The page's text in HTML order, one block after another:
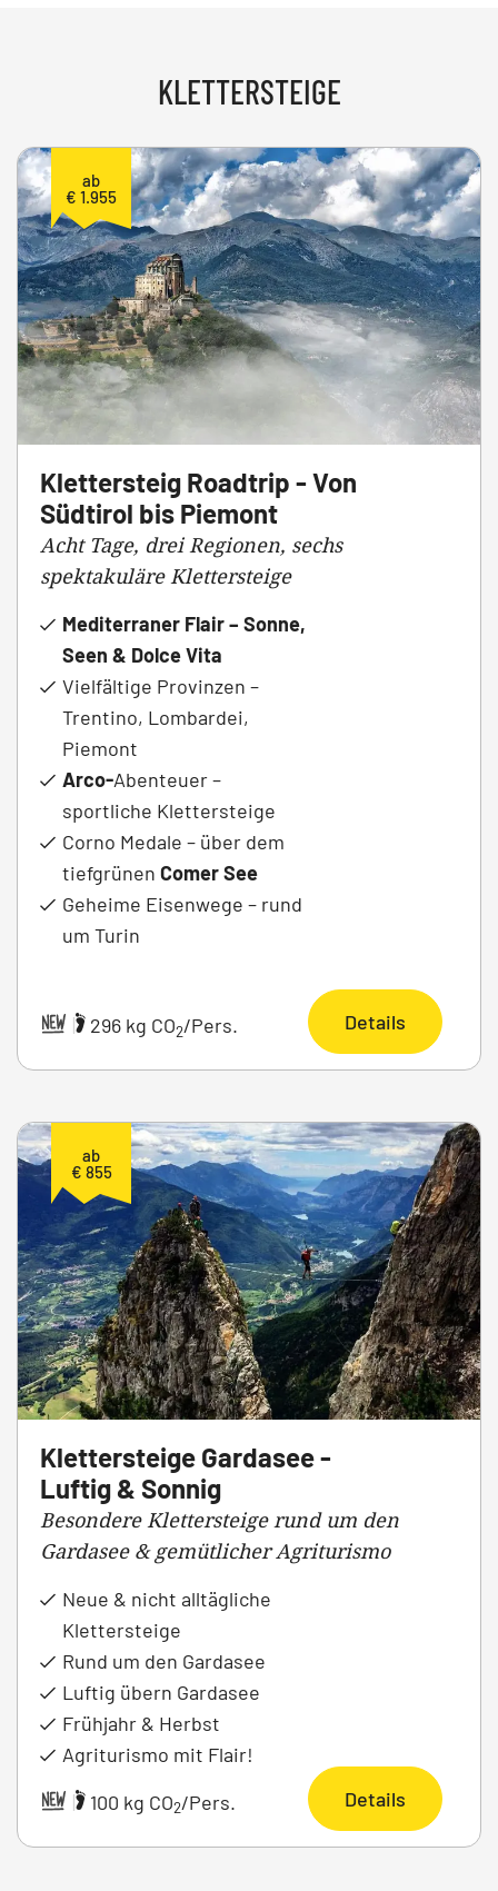
KLETTERSTEIGE
ab
€ 1.955
Klettersteig Roadtrip - Von
Südtirol bis Piemont
Acht Tage, drei Regionen, sechs
spektakuläre Klettersteige
Mediterraner Flair – Sonne,
Seen & Dolce Vita
Vielfältige Provinzen –
Trentino, Lombardei,
Piemont
Arco-Abenteuer –
sportliche Klettersteige
Corno Medale – über dem
tiefgrünen Comer See
Geheime Eisenwege – rund
um Turin
| 296 kg CO2/Pers. Details
ab
€ 855
Klettersteige Gardasee -
Luftig & Sonnig
Besondere Klettersteige rund um den
Gardasee & gemütlicher Agriturismo
Neue & nicht alltägliche
Klettersteige
Rund um den Gardasee
Luftig übern Gardasee
Frühjahr & Herbst
Agriturismo mit Flair!
|
100 kg CO2/Pers. Details